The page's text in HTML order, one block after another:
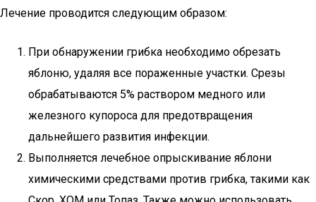
Лечение проводится следующим образом:
При обнаружении грибка необходимо обрезать
яблоню, удаляя все пораженные участки. Срезы
обрабатываются 5% раствором медного или
железного купороса для предотвращения
дальнейшего развития инфекции.
Выполняется лечебное опрыскивание яблони
химическими средствами против грибка, такими как